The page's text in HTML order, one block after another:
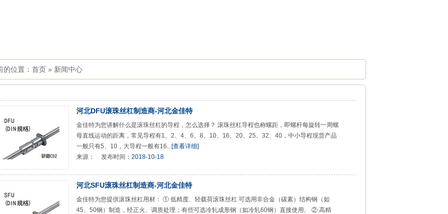
的位置： 首页 » 新闻中心
河北DFU滚珠丝杠制造商-河北金佳特
金佳特为您讲解什么是滚珠丝杠的导程，怎么选择？ 滚珠丝杠导程也称螺距，即螺杆每旋转一周螺
母直线运动的距离，常见导程有1、2、4、6、8、10、16、20、25、32、40，中小导程现货产品
一般只有5、10，大导程一般有16.. [查看详细]
来源：
发布时间： 2018-10-18
河北SFU滚珠丝杠制造商-河北金佳特
金佳特为您提供滚珠丝杠用材： ① 低精度、轻载荷滚珠丝杠 可选用非合金（碳素）结构钢（如
45、50钢）制造，经正火、调质处理；有些可选冷轧成形钢（如冷轧60钢）直接使用。 ② 高精